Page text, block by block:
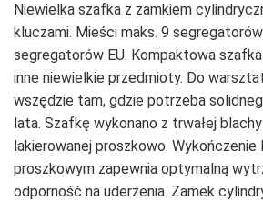
Niewielka szafka z zamkiem
kluczami. Mieści maks. 9
segregatorów EU. Kompaktowa
inne niewielkie przedmioty. Do
wszędzie tam, gdzie potrzeba
lata. Szafkę wykonano z trwałej
lakierowanej proszkowo. Wykończenie
proszkowym zapewnia optymalną
odporność na uderzenia. Zamek